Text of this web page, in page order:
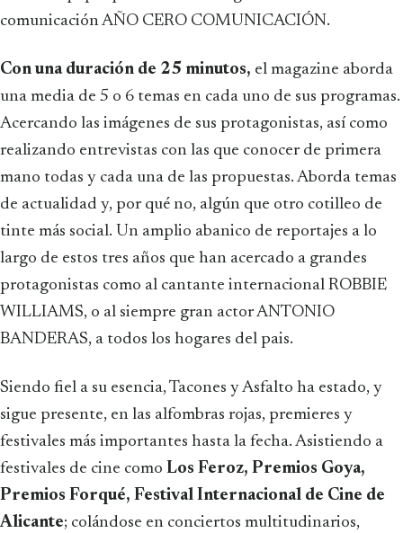
comunicación AÑO CERO COMUNICACIÓN.
Con una duración de 25 minutos, el magazine aborda
una media de 5 o 6 temas en cada uno de sus programas.
Acercando las imágenes de sus protagonistas, así como
realizando entrevistas con las que conocer de primera
mano todas y cada una de las propuestas. Aborda temas
de actualidad y, por qué no, algún que otro cotilleo de
tinte más social. Un amplio abanico de reportajes a lo
largo de estos tres años que han acercado a grandes
protagonistas como al cantante internacional ROBBIE
WILLIAMS, o al siempre gran actor ANTONIO
BANDERAS, a todos los hogares del pais.
Siendo fiel a su esencia, Tacones y Asfalto ha estado, y
sigue presente, en las alfombras rojas, premieres y
festivales más importantes hasta la fecha. Asistiendo a
festivales de cine como Los Feroz, Premios Goya,
Premios Forqué, Festival Internacional de Cine de
Alicante; colándose en conciertos multitudinarios,